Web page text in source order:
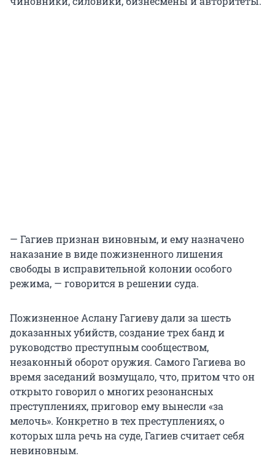
— Гагиев признан виновным, и ему назначено
наказание в виде пожизненного лишения
свободы в исправительной колонии особого
режима, — говорится в решении суда.
Пожизненное Аслану Гагиеву дали за шесть
доказанных убийств, создание трех банд и
руководство преступным сообществом,
незаконный оборот оружия. Самого Гагиева во
время заседаний возмущало, что, притом что он
открыто говорил о многих резонансных
преступлениях, приговор ему вынесли «за
мелочь». Конкретно в тех преступлениях, о
которых шла речь на суде, Гагиев считает себя
невиновным.